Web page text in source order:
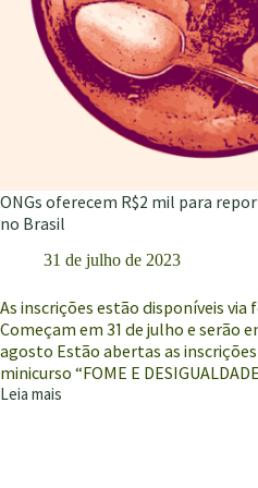
ONGs oferecem R$2 mil para
no Brasil
31 de julho de 2023
As inscrições estão disponíveis
Começam em 31 de julho e serão
agosto Estão abertas as
minicurso “FOME E
Leia mais
ONGs